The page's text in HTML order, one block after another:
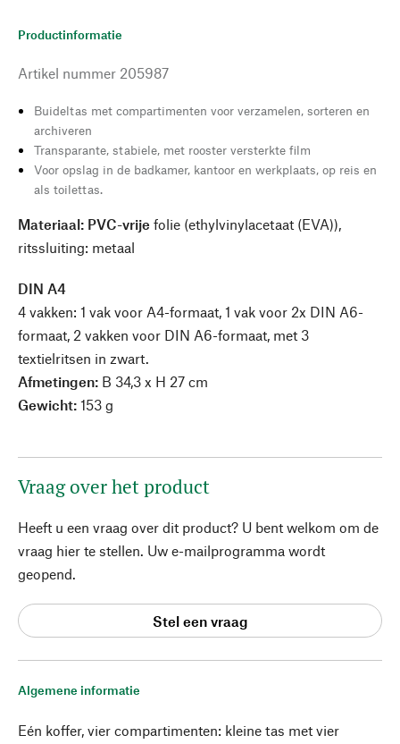
Algemene informatie
Eén koffer, vier compartimenten: kleine tas met vier
Productinformatie
Artikel nummer 205987
Buideltas met compartimenten voor verzamelen, sorteren en
archiveren
Transparante, stabiele, met rooster versterkte film
Voor opslag in de badkamer, kantoor en werkplaats, op reis en
als toilettas.
Materiaal: PVC-vrije folie (ethylvinylacetaat (EVA)),
ritssluiting: metaal
DIN A4
4 vakken: 1 vak voor A4-formaat, 1 vak voor 2x DIN A6-
formaat, 2 vakken voor DIN A6-formaat, met 3
textielritsen in zwart.
Afmetingen: B 34,3 x H 27 cm
Gewicht: 153 g
Vraag over het product
Heeft u een vraag over dit product? U bent welkom om de
vraag hier te stellen. Uw e-mailprogramma wordt
geopend.
Stel een vraag